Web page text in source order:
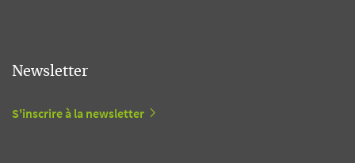
Newsletter
S'inscrire à la newsletter